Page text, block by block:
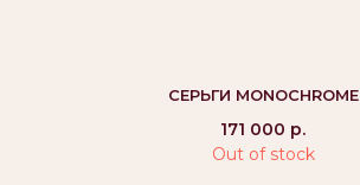
СЕРЬГИ MONOCHROME
171 000 р.
Out of stock